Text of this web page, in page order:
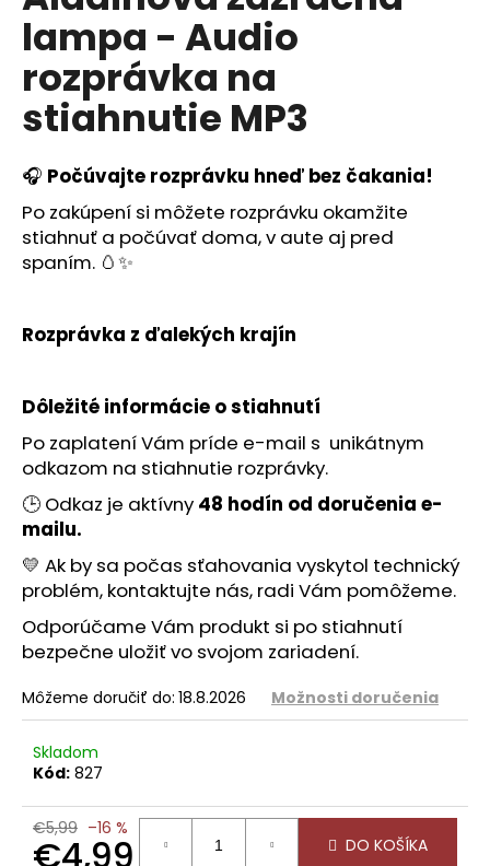
0,0
5
hviezdičiek.
lampa - Audio
rozprávka na
stiahnutie MP3
🎧 Počúvajte rozprávku hneď bez čakania!
Po zakúpení si môžete rozprávku okamžite
stiahnuť a počúvať doma, v aute aj pred
spaním. 🥚✨
Rozprávka z ďalekých krajín
Dôležité informácie o stiahnutí
Po zaplatení Vám príde e-mail s unikátnym
odkazom na stiahnutie rozprávky.
🕒 Odkaz je aktívny 48 hodín od doručenia e-
mailu.
💛 Ak by sa počas sťahovania vyskytol technický
problém, kontaktujte nás, radi Vám pomôžeme.
Odporúčame Vám produkt si po stiahnutí
bezpečne uložiť vo svojom zariadení.
Môžeme doručiť do: 18.8.2026 Možnosti doručenia
Skladom
Kód: 827
€5,99 –16 %
€4,99 DO KOŠÍKA
á
j
s
ť
?
O
p
o
r
ú
č
a
m
e